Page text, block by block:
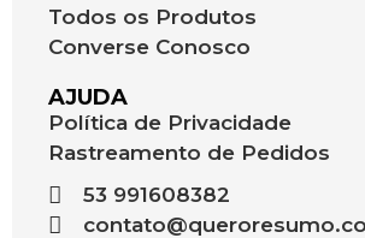
Todos os Produtos
Converse Conosco
AJUDA
Política de Privacidade
Rastreamento de Pedidos
53 991608382